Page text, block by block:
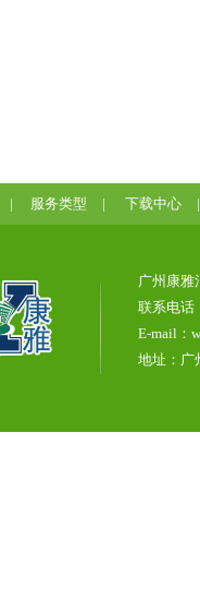
| 服务类型 | 下载中心 |
广州康雅
联系电话
E-mail：
地址：广